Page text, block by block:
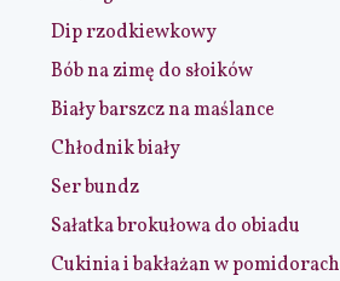
Dip rzodkiewkowy
Bób na zimę do słoików
Biały barszcz na maślance
Chłodnik biały
Ser bundz
Sałatka brokułowa do obiadu
Cukinia i bakłażan w pomidorach